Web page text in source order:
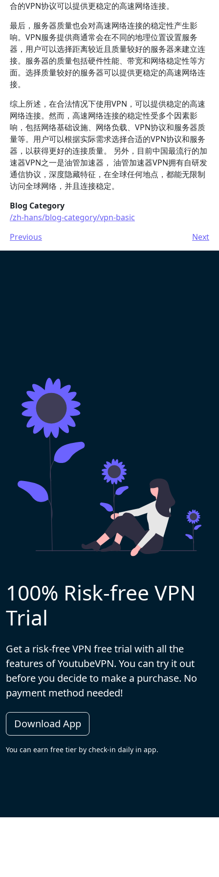
合的VPN协议可以提供更稳定的高速网络连接。
最后，服务器质量也会对高速网络连接的稳定性产生影
响。VPN服务提供商通常会在不同的地理位置设置服务
器，用户可以选择距离较近且质量较好的服务器来建立连
接。服务器的质量包括硬件性能、带宽和网络稳定性等方
面。选择质量较好的服务器可以提供更稳定的高速网络连
接。
综上所述，在合法情况下使用VPN，可以提供稳定的高速
网络连接。然而，高速网络连接的稳定性受多个因素影
响，包括网络基础设施、网络负载、VPN协议和服务器质
量等。用户可以根据实际需求选择合适的VPN协议和服务
器，以获得更好的连接质量。 另外，目前中国最流行的加
速器VPN之一是油管加速器， 油管加速器VPN拥有自研发
通信协议，深度隐藏特征，在全球任何地点，都能无限制
访问全球网络，并且连接稳定。
Blog Category
/zh-hans/blog-category/vpn-basic
Previous
Next
100% Risk-free VPN
Trial
Get a risk-free VPN free trial with all the
features of YoutubeVPN. You can try it out
before you decide to make a purchase. No
payment method needed!
Download App
You can earn free tier by check-in daily in app.